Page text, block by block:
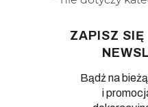
ZAPISZ SIĘ
Bądź na
i